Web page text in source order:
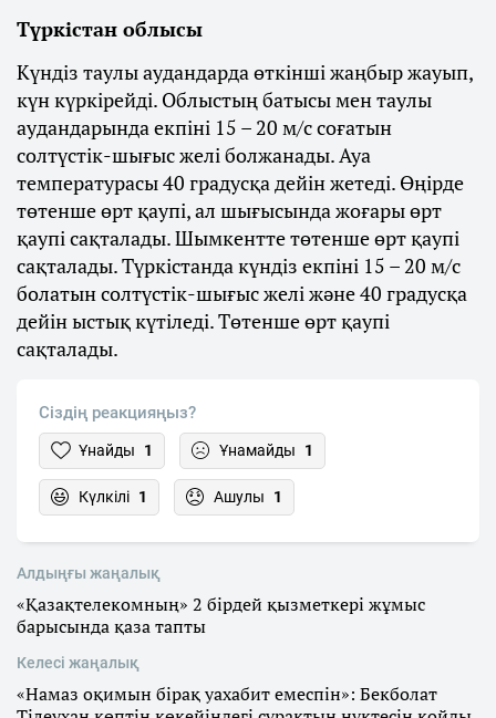
Түркістан облысы
Күндіз таулы аудандарда өткінші жаңбыр жауып,
күн күркірейді. Облыстың батысы мен таулы
аудандарында екпіні 15 – 20 м/с соғатын
солтүстік-шығыс желі болжанады. Ауа
температурасы 40 градусқа дейін жетеді. Өңірде
төтенше өрт қаупі, ал шығысында жоғары өрт
қаупі сақталады. Шымкентте төтенше өрт қаупі
сақталады. Түркістанда күндіз екпіні 15 – 20 м/с
болатын солтүстік-шығыс желі және 40 градусқа
дейін ыстық күтіледі. Төтенше өрт қаупі
сақталады.
Сіздің реакцияңыз?
Ұнайды 1 Ұнамайды 1
Күлкілі 1 Ашулы 1
Алдыңғы жаңалық
«Қазақтелекомның» 2 бірдей қызметкері жұмыс
барысында қаза тапты
Келесі жаңалық
«Намаз оқимын бірақ уахабит емеспін»: Бекболат